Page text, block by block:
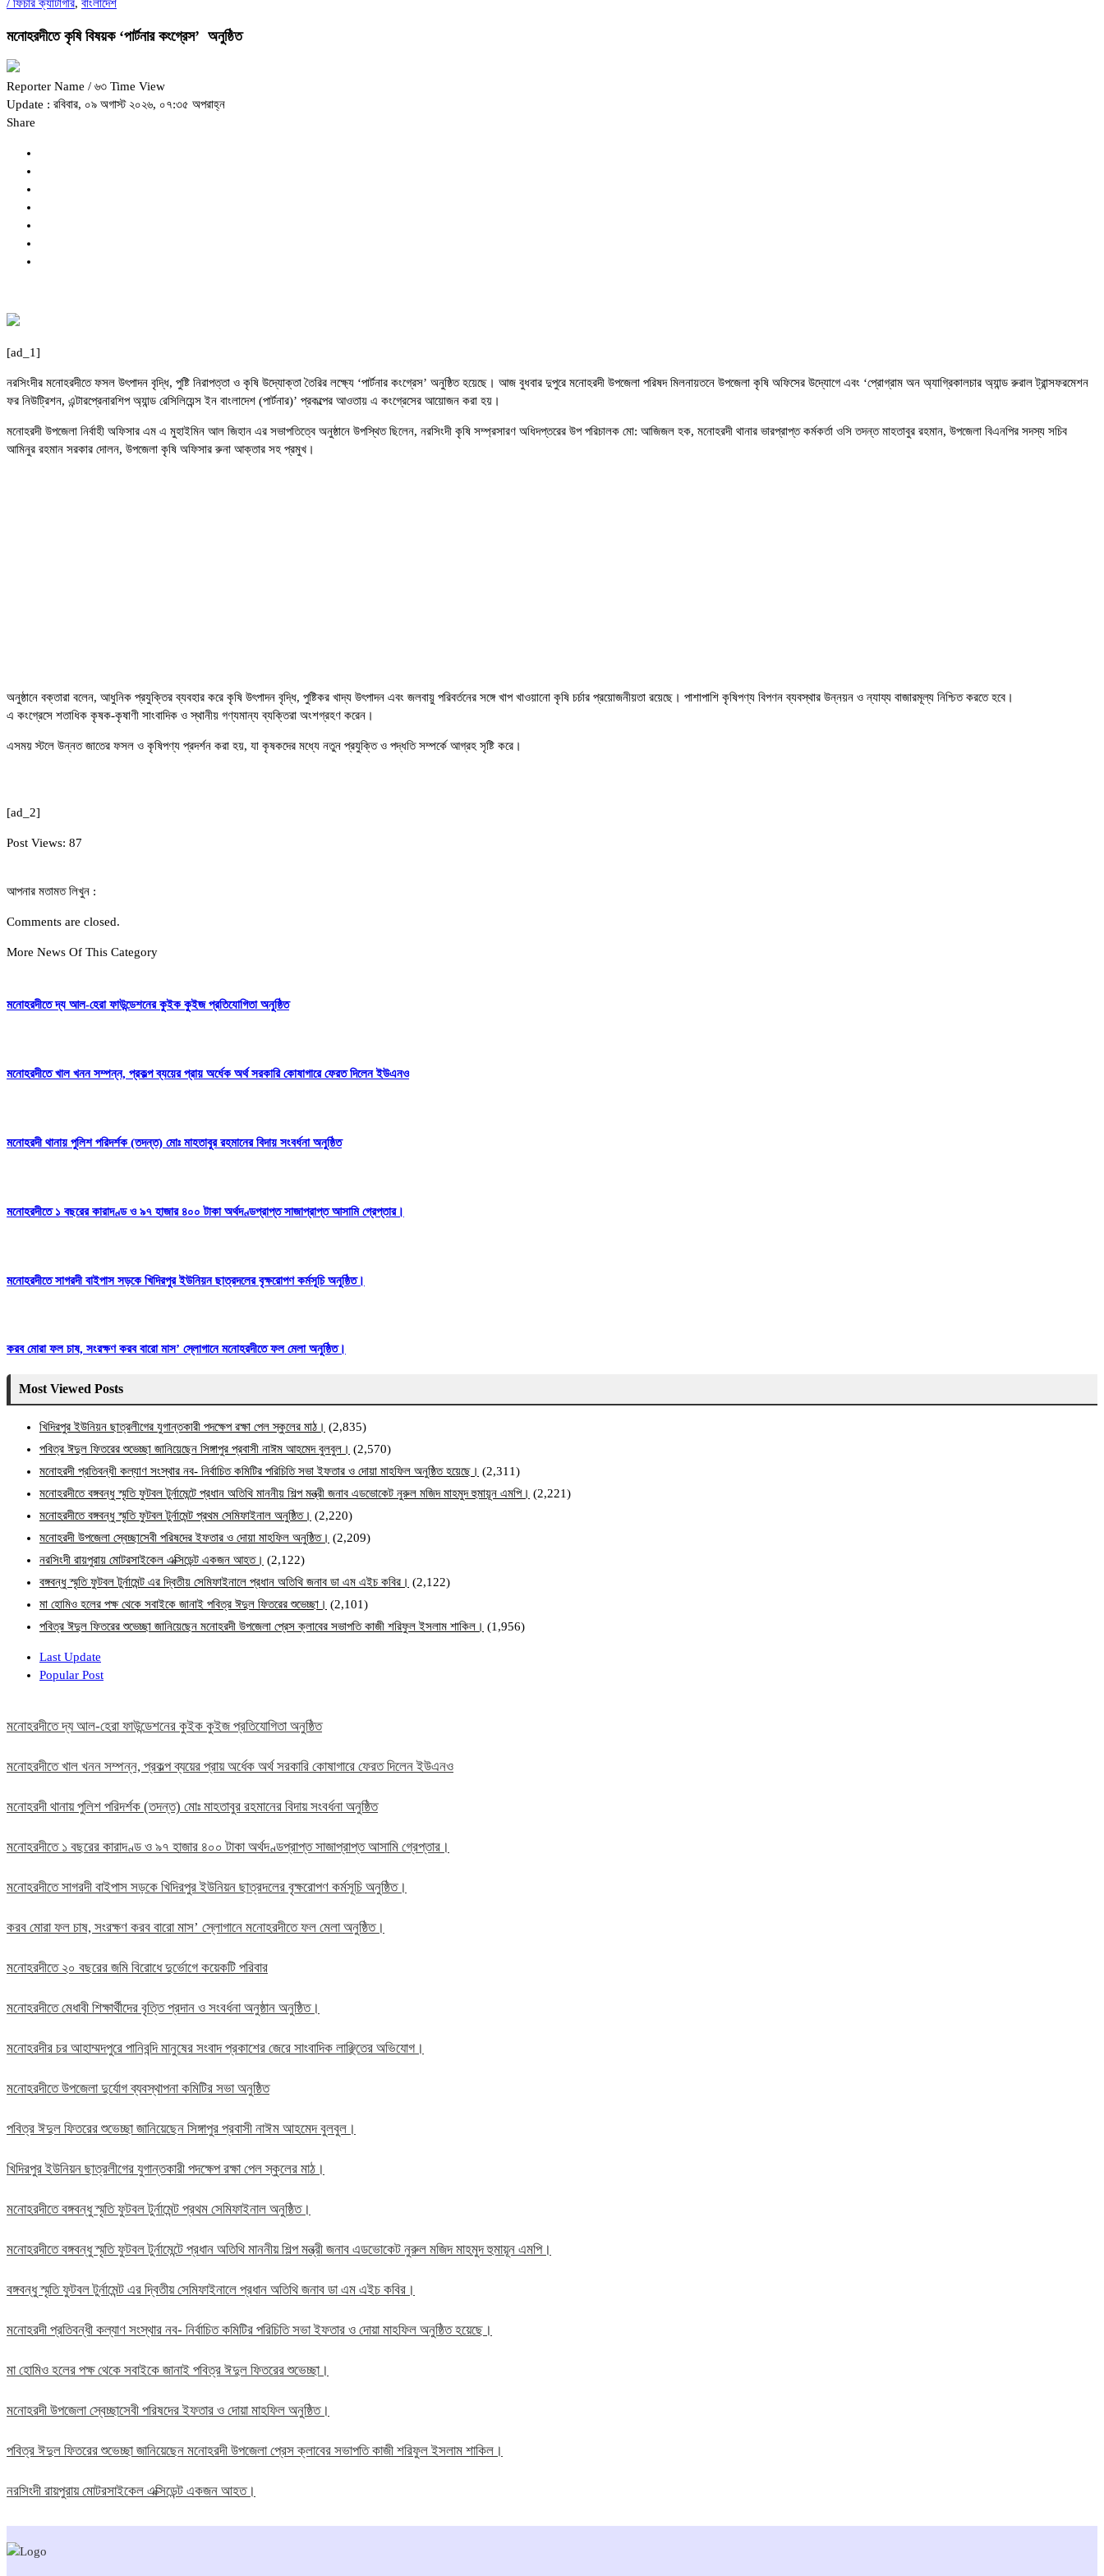
/ ফিচার ক্যাটাগরি, বাংলাদেশ
মনোহরদীতে কৃষি বিষয়ক ‘পার্টনার কংগ্রেস’ অনুষ্ঠিত
Reporter Name / ৬৩ Time View
Update : রবিবার, ০৯ অগাস্ট ২০২৬, ০৭:৩৫ অপরাহ্ন
Share
[ad_1]
নরসিংদীর মনোহরদীতে ফসল উৎপাদন বৃদ্ধি, পুষ্টি নিরাপত্তা ও কৃষি উদ্যোক্তা তৈরির লক্ষ্যে ‘পার্টনার কংগ্রেস’ অনুষ্ঠিত হয়েছে। আজ বুধবার দুপুরে মনোহরদী উপজেলা পরিষদ মিলনায়তনে উপজেলা কৃষি অফিসের উদ্যোগে এবং ‘প্রোগ্রাম অন অ্যাগ্রিকালচার অ্যান্ড রুরাল ট্রান্সফরমেশন
ফর নিউট্রিশন, এন্টারপ্রেনারশিপ অ্যান্ড রেসিলিয়েন্স ইন বাংলাদেশ (পার্টনার)’ প্রকল্পের আওতায় এ কংগ্রেসের আয়োজন করা হয়।
মনোহরদী উপজেলা নির্বাহী অফিসার এম এ মুহাইমিন আল জিহান এর সভাপতিত্বে অনুষ্ঠানে উপস্থিত ছিলেন, নরসিংদী কৃষি সম্প্রসারণ অধিদপ্তরের উপ পরিচালক মো: আজিজল হক, মনোহরদী থানার ভারপ্রাপ্ত কর্মকর্তা ওসি তদন্ত মাহতাবুর রহমান, উপজেলা বিএনপির সদস্য সচিব
আমিনুর রহমান সরকার দোলন, উপজেলা কৃষি অফিসার রুনা আক্তার সহ প্রমুখ।
অনুষ্ঠানে বক্তারা বলেন, আধুনিক প্রযুক্তির ব্যবহার করে কৃষি উৎপাদন বৃদ্ধি, পুষ্টিকর খাদ্য উৎপাদন এবং জলবায়ু পরিবর্তনের সঙ্গে খাপ খাওয়ানো কৃষি চর্চার প্রয়োজনীয়তা রয়েছে। পাশাপাশি কৃষিপণ্য বিপণন ব্যবস্থার উন্নয়ন ও ন্যায্য বাজারমূল্য নিশ্চিত করতে হবে।
এ কংগ্রেসে শতাধিক কৃষক-কৃষাণী সাংবাদিক ও স্থানীয় গণ্যমান্য ব্যক্তিরা অংশগ্রহণ করেন।
এসময় স্টলে উন্নত জাতের ফসল ও কৃষিপণ্য প্রদর্শন করা হয়, যা কৃষকদের মধ্যে নতুন প্রযুক্তি ও পদ্ধতি সম্পর্কে আগ্রহ সৃষ্টি করে।
[ad_2]
Post Views: 87
আপনার মতামত লিখুন :
Comments are closed.
More News Of This Category
মনোহরদীতে দ্য আল-হেরা ফাউন্ডেশনের কুইক কুইজ প্রতিযোগিতা অনুষ্ঠিত
মনোহরদীতে খাল খনন সম্পন্ন, প্রকল্প ব্যয়ের প্রায় অর্ধেক অর্থ সরকারি কোষাগারে ফেরত দিলেন ইউএনও
মনোহরদী থানায় পুলিশ পরিদর্শক (তদন্ত) মোঃ মাহতাবুর রহমানের বিদায় সংবর্ধনা অনুষ্ঠিত
মনোহরদীতে ১ বছরের কারাদণ্ড ও ৯৭ হাজার ৪০০ টাকা অর্থদণ্ডপ্রাপ্ত সাজাপ্রাপ্ত আসামি গ্রেপ্তার।
মনোহরদীতে সাগরদী বাইপাস সড়কে খিদিরপুর ইউনিয়ন ছাত্রদলের বৃক্ষরোপণ কর্মসূচি অনুষ্ঠিত।
করব মোরা ফল চাষ, সংরক্ষণ করব বারো মাস’ স্লোগানে মনোহরদীতে ফল মেলা অনুষ্ঠিত।
Most Viewed Posts
খিদিরপুর ইউনিয়ন ছাত্রলীগের যুগান্তকারী পদক্ষেপ রক্ষা পেল স্কুলের মাঠ। (2,835)
পবিত্র ঈদুল ফিতরের শুভেচ্ছা জানিয়েছেন সিঙ্গাপুর প্রবাসী নাঈম আহমেদ বুলবুল। (2,570)
মনোহরদী প্রতিবন্ধী কল্যাণ সংস্থার নব- নির্বাচিত কমিটির পরিচিতি সভা ইফতার ও দোয়া মাহফিল অনুষ্ঠিত হয়েছে। (2,311)
মনোহরদীতে বঙ্গবন্ধু স্মৃতি ফুটবল টুর্নামেন্টে প্রধান অতিথি মাননীয় শিল্প মন্ত্রী জনাব এডভোকেট নুরুল মজিদ মাহমুদ হুমায়ূন এমপি। (2,221)
মনোহরদীতে বঙ্গবন্ধু স্মৃতি ফুটবল টুর্নামেন্ট প্রথম সেমিফাইনাল অনুষ্ঠিত। (2,220)
মনোহরদী উপজেলা স্বেচ্ছাসেবী পরিষদের ইফতার ও দোয়া মাহফিল অনুষ্ঠিত। (2,209)
নরসিংদী রায়পুরায় মোটরসাইকেল এক্সিডেন্ট একজন আহত। (2,122)
বঙ্গবন্ধু স্মৃতি ফুটবল টুর্নামেন্ট এর দ্বিতীয় সেমিফাইনালে প্রধান অতিথি জনাব ডা এম এইচ কবির। (2,122)
মা হোমিও হলের পক্ষ থেকে সবাইকে জানাই পবিত্র ঈদুল ফিতরের শুভেচ্ছা। (2,101)
পবিত্র ঈদুল ফিতরের শুভেচ্ছা জানিয়েছেন মনোহরদী উপজেলা প্রেস ক্লাবের সভাপতি কাজী শরিফুল ইসলাম শাকিল। (1,956)
Last Update
Popular Post
মনোহরদীতে দ্য আল-হেরা ফাউন্ডেশনের কুইক কুইজ প্রতিযোগিতা অনুষ্ঠিত
মনোহরদীতে খাল খনন সম্পন্ন, প্রকল্প ব্যয়ের প্রায় অর্ধেক অর্থ সরকারি কোষাগারে ফেরত দিলেন ইউএনও
মনোহরদী থানায় পুলিশ পরিদর্শক (তদন্ত) মোঃ মাহতাবুর রহমানের বিদায় সংবর্ধনা অনুষ্ঠিত
মনোহরদীতে ১ বছরের কারাদণ্ড ও ৯৭ হাজার ৪০০ টাকা অর্থদণ্ডপ্রাপ্ত সাজাপ্রাপ্ত আসামি গ্রেপ্তার।
মনোহরদীতে সাগরদী বাইপাস সড়কে খিদিরপুর ইউনিয়ন ছাত্রদলের বৃক্ষরোপণ কর্মসূচি অনুষ্ঠিত।
করব মোরা ফল চাষ, সংরক্ষণ করব বারো মাস’ স্লোগানে মনোহরদীতে ফল মেলা অনুষ্ঠিত।
মনোহরদীতে ২০ বছরের জমি বিরোধে দুর্ভোগে কয়েকটি পরিবার
মনোহরদীতে মেধাবী শিক্ষার্থীদের বৃত্তি প্রদান ও সংবর্ধনা অনুষ্ঠান অনুষ্ঠিত।
মনোহরদীর চর আহাম্মদপুরে পানিবন্দি মানুষের সংবাদ প্রকাশের জেরে সাংবাদিক লাঞ্ছিতের অভিযোগ।
মনোহরদীতে উপজেলা দুর্যোগ ব্যবস্থাপনা কমিটির সভা অনুষ্ঠিত
পবিত্র ঈদুল ফিতরের শুভেচ্ছা জানিয়েছেন সিঙ্গাপুর প্রবাসী নাঈম আহমেদ বুলবুল।
খিদিরপুর ইউনিয়ন ছাত্রলীগের যুগান্তকারী পদক্ষেপ রক্ষা পেল স্কুলের মাঠ।
মনোহরদীতে বঙ্গবন্ধু স্মৃতি ফুটবল টুর্নামেন্ট প্রথম সেমিফাইনাল অনুষ্ঠিত।
মনোহরদীতে বঙ্গবন্ধু স্মৃতি ফুটবল টুর্নামেন্টে প্রধান অতিথি মাননীয় শিল্প মন্ত্রী জনাব এডভোকেট নুরুল মজিদ মাহমুদ হুমায়ূন এমপি।
বঙ্গবন্ধু স্মৃতি ফুটবল টুর্নামেন্ট এর দ্বিতীয় সেমিফাইনালে প্রধান অতিথি জনাব ডা এম এইচ কবির।
মনোহরদী প্রতিবন্ধী কল্যাণ সংস্থার নব- নির্বাচিত কমিটির পরিচিতি সভা ইফতার ও দোয়া মাহফিল অনুষ্ঠিত হয়েছে।
মা হোমিও হলের পক্ষ থেকে সবাইকে জানাই পবিত্র ঈদুল ফিতরের শুভেচ্ছা।
মনোহরদী উপজেলা স্বেচ্ছাসেবী পরিষদের ইফতার ও দোয়া মাহফিল অনুষ্ঠিত।
পবিত্র ঈদুল ফিতরের শুভেচ্ছা জানিয়েছেন মনোহরদী উপজেলা প্রেস ক্লাবের সভাপতি কাজী শরিফুল ইসলাম শাকিল।
নরসিংদী রায়পুরায় মোটরসাইকেল এক্সিডেন্ট একজন আহত।